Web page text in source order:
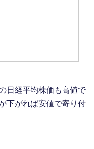
日経平均株価も高値で
下がれば安値で寄り付